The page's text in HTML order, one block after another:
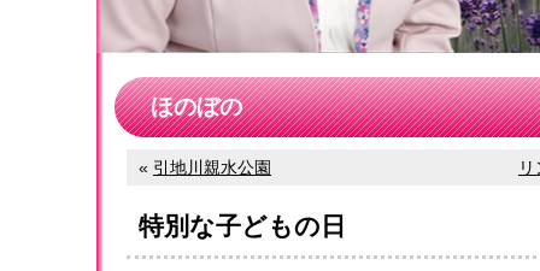
ほのぼの
« 引地川親水公園
特別な子どもの日